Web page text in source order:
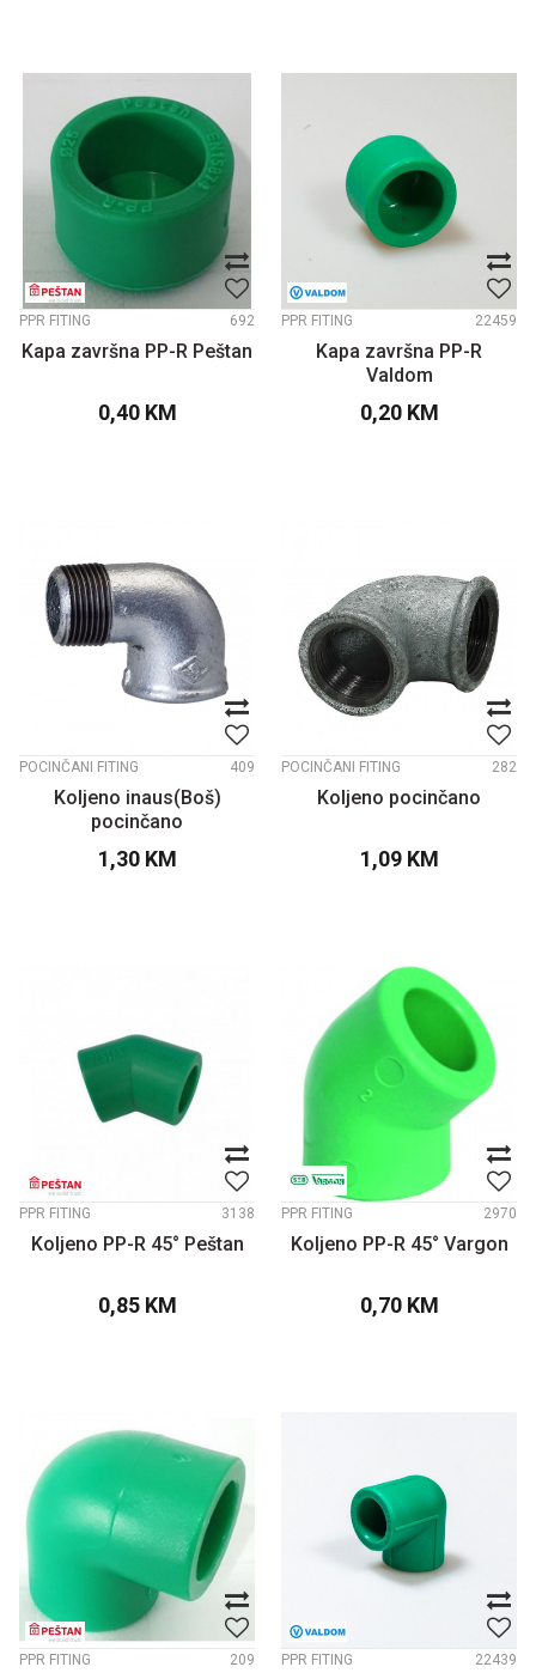
PPR FITING 692
Kapa završna PP-R Peštan
0,40 KM
PPR FITING 22459
Kapa završna PP-R
Valdom
0,20 KM
POCINČANI FITING 409
Koljeno inaus(Boš)
pocinčano
1,30 KM
POCINČANI FITING 282
Koljeno pocinčano
1,09 KM
PPR FITING 3138
Koljeno PP-R 45° Peštan
0,85 KM
PPR FITING 2970
Koljeno PP-R 45° Vargon
0,70 KM
PPR FITING 209 PPR FITING 22439